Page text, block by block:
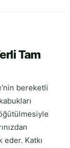
Tam
bereketli
Katkı